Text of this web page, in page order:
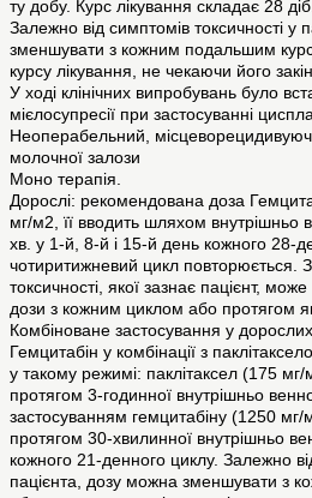
ту добу. Курс лікування складає 28
Залежно від симптомів токсичності у
зменшувати з кожним подальшим
курсу лікування, не чекаючи його
У ході клінічних випробувань було
мієлосупресії при застосуванні
Неоперабельний,
молочної залози
Моно терапія.
Дорослі: рекомендована доза
мг/м2, її вводить шляхом внутрішньо
хв. у 1-й, 8-й і 15-й день кожного 28-
чотиритижневий цикл повторюється.
токсичності, якої зазнає пацієнт,
дози з кожним циклом або протягом
Комбіноване застосування у
Гемцитабін у комбінації з
у такому режимі: паклітаксел (175
протягом 3-годинної внутрішньо
застосуванням гемцитабіну (1250 мг/
протягом 30-хвилинної внутрішньо
кожного 21-денного циклу. Залежно
пацієнта, дозу можна зменшувати з